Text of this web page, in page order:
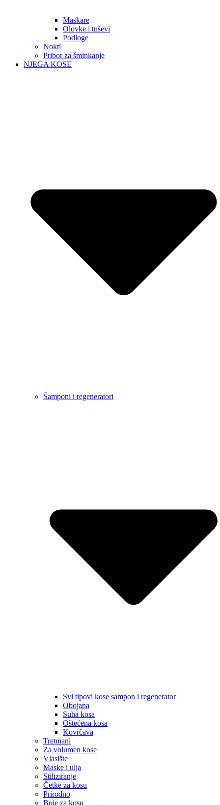
Maskare
Olovke i tuševi
Podloge
Nokti
Pribor za šminkanje
NJEGA KOSE
Šamponi i regeneratori
Svi tipovi kose sampon i regenerator
Obojana
Suha kosa
Oštećena kosa
Kovrčava
Tretmani
Za volumen kose
Vlasište
Maske i ulja
Stiliziranje
Četke za kosu
Prirodno
Boje za kosu